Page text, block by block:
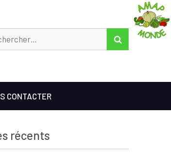
RECHERCHER
CONTACTER
récents